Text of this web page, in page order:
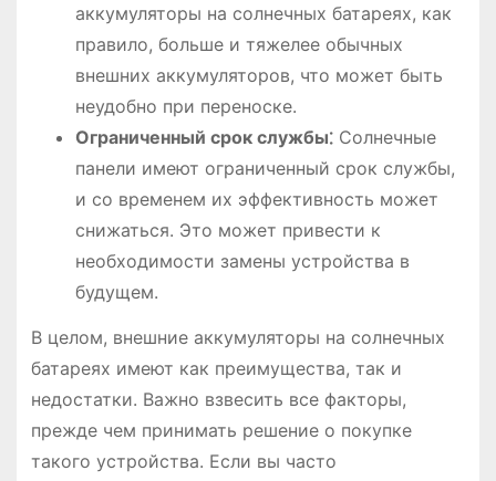
аккумуляторы на солнечных батареях, как
правило, больше и тяжелее обычных
внешних аккумуляторов, что может быть
неудобно при переноске.
Ограниченный срок службы⁚Солнечные
панели имеют ограниченный срок службы,
и со временем их эффективность может
снижаться. Это может привести к
необходимости замены устройства в
будущем.
В целом, внешние аккумуляторы на солнечных
батареях имеют как преимущества, так и
недостатки. Важно взвесить все факторы,
прежде чем принимать решение о покупке
такого устройства. Если вы часто